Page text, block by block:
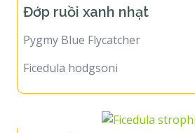
Đớp ruồi xanh nhạt
Pygmy Blue Flycatcher
Ficedula hodgsoni